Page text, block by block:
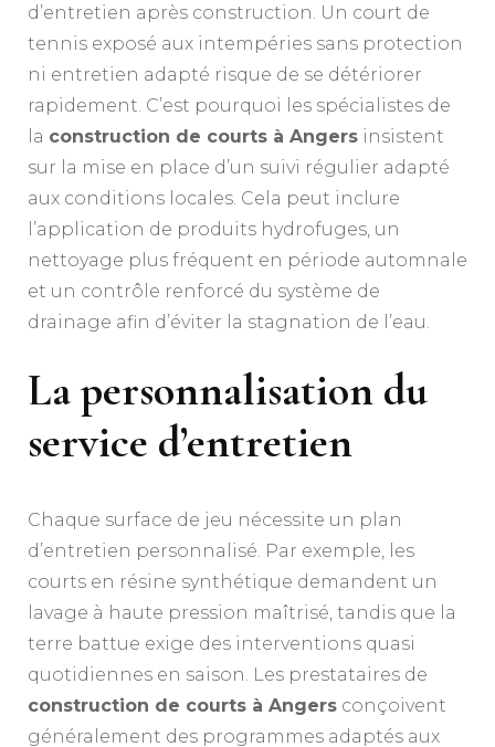
d’entretien après construction. Un court de
tennis exposé aux intempéries sans protection
ni entretien adapté risque de se détériorer
rapidement. C’est pourquoi les spécialistes de
la construction de courts à Angers insistent
sur la mise en place d’un suivi régulier adapté
aux conditions locales. Cela peut inclure
l’application de produits hydrofuges, un
nettoyage plus fréquent en période automnale
et un contrôle renforcé du système de
drainage afin d’éviter la stagnation de l’eau.
La personnalisation du
service d’entretien
Chaque surface de jeu nécessite un plan
d’entretien personnalisé. Par exemple, les
courts en résine synthétique demandent un
lavage à haute pression maîtrisé, tandis que la
terre battue exige des interventions quasi
quotidiennes en saison. Les prestataires de
construction de courts à Angers conçoivent
généralement des programmes adaptés aux